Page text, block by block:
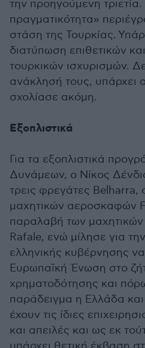
την προηγούμενη τριετία.
πραγματικότητα»
στάση της Τουρκίας.
διατύπωση επιθετικών
τουρκικών ισχυρισμών.
ανάκλησή τους, υπάρχει
σχολίασε ακόμη.
Εξοπλιστικά
Για τα εξοπλιστικά
Δυνάμεων, ο Νίκος
τρεις φρεγάτες
μαχητικών αεροσκαφών
παραλαβή των
Rafale, ενώ μίλησε για
ελληνικής κυβέρνησης να
Ευρωπαϊκή Ένωση στο
χρηματοδότησης και
παράδειγμα η Ελλάδα
έχουν τις ίδιες
και απειλές και ως εκ